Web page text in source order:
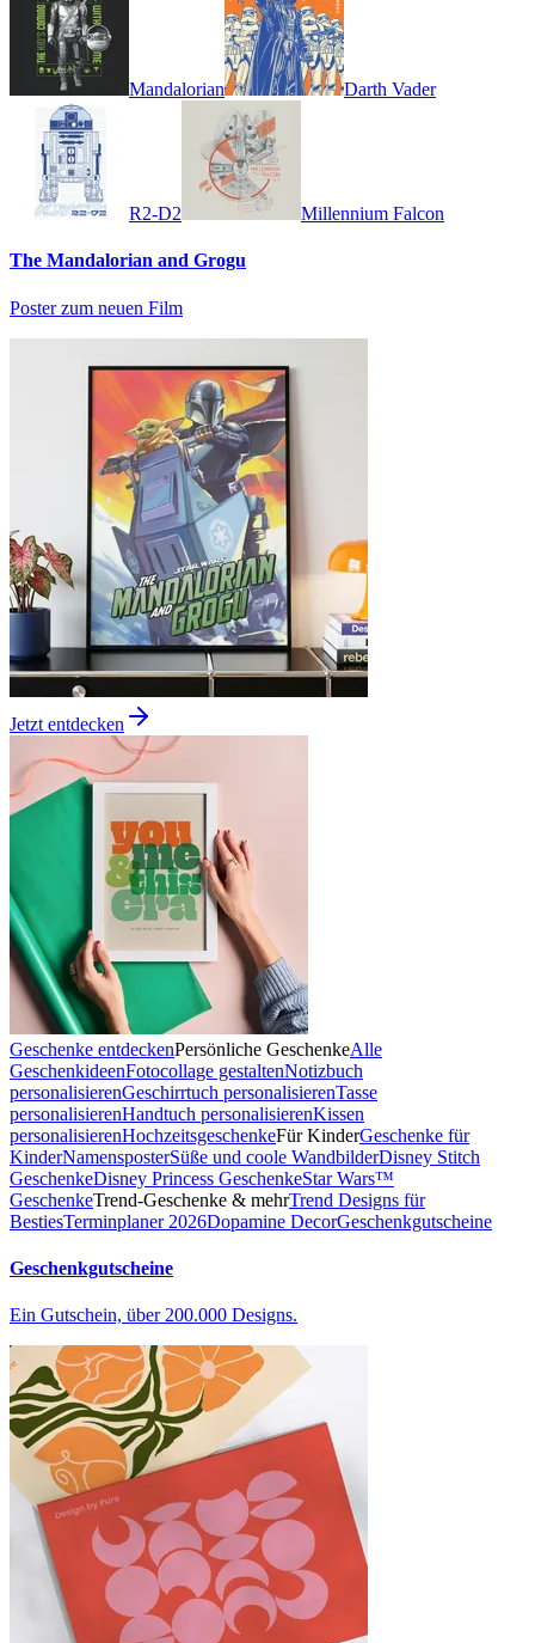
Mandalorian Darth Vader
R2-D2 Millennium Falcon
The Mandalorian and Grogu
Poster zum neuen Film
Jetzt entdecken
Geschenke entdeckenPersönliche GeschenkeAlle
GeschenkideenFotocollage gestaltenNotizbuch
personalisierenGeschirrtuch personalisierenTasse
personalisierenHandtuch personalisierenKissen
personalisierenHochzeitsgeschenkeFür KinderGeschenke für
KinderNamensposterSüße und coole WandbilderDisney Stitch
GeschenkeDisney Princess GeschenkeStar Wars™
GeschenkeTrend-Geschenke & mehrTrend Designs für
BestiesTerminplaner 2026Dopamine DecorGeschenkgutscheine
Geschenkgutscheine
Ein Gutschein, über 200.000 Designs.